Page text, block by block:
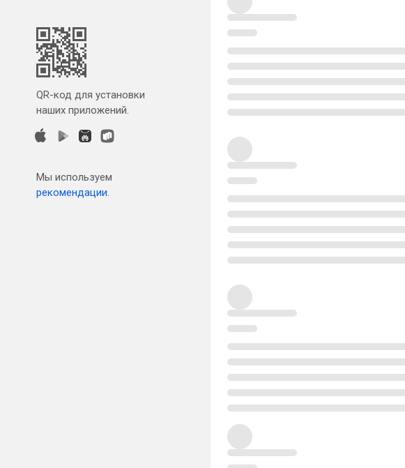
QR-код для установки
наших приложений.
Мы используем
рекомендации.